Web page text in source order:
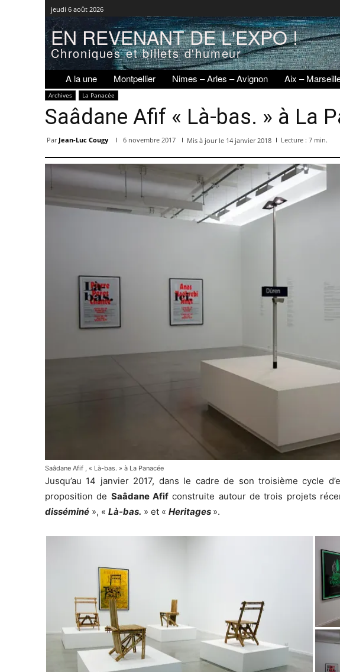
jeudi 6 août 2026
EN REVENANT DE L'EXPO !
Chroniques et billets d'humeur
A la une Montpellier Nimes – Arles – Avignon Aix –
Archives La Panacée
Saâdane Afif « Là-bas. » à La
Par Jean-Luc Cougy 6 novembre 2017 Mis à jour le 14 janvier 2018 Lecture : 7 min.
Saâdane Afif , « Là-bas. » à La Panacée
Jusqu’au 14 janvier 2017, dans le cadre de son troisième cycle
proposition de Saâdane Afif construite autour de trois projets
disséminé », « Là-bas. » et « Heritages ».